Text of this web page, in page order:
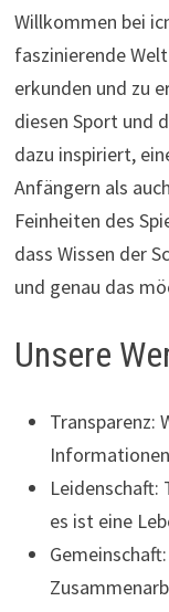
Willkommen bei
faszinierende
erkunden und zu
diesen Sport und
dazu inspiriert,
Anfängern als
Feinheiten des
dass Wissen der
und genau das
Unsere
Transparenz:
Leidenschaft:
es ist eine